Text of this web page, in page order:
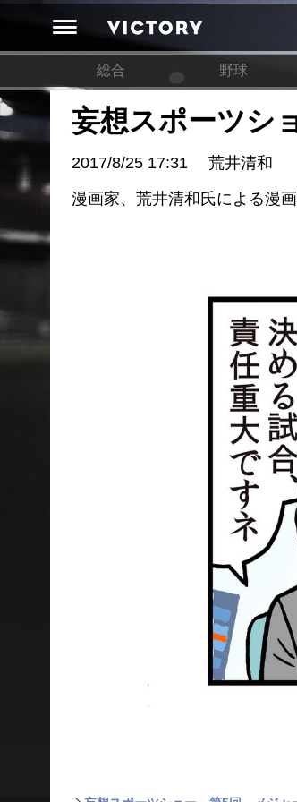
総合 野球
妄想スポーツ
2017/8/25 17:31
荒井清和
漫画家、荒井清和氏による漫